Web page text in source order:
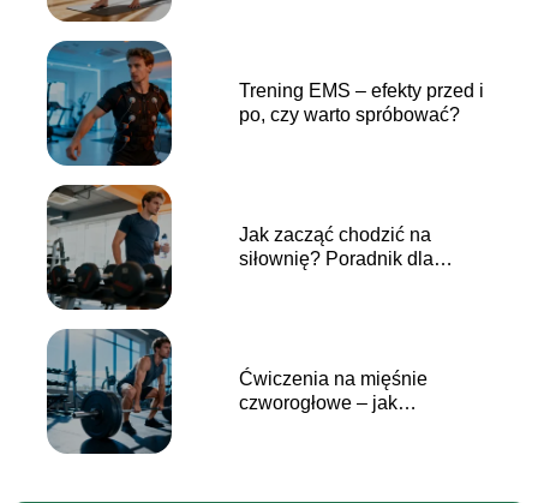
Trening EMS – efekty przed i
po, czy warto spróbować?
Jak zacząć chodzić na
siłownię? Poradnik dla
Ćwiczenia na mięśnie
czworogłowe – jak